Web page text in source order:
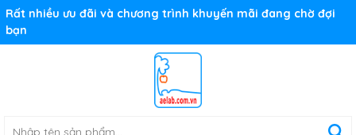
Rất nhiều ưu đãi và chương trình khuyến mãi đang chờ đợi
bạn